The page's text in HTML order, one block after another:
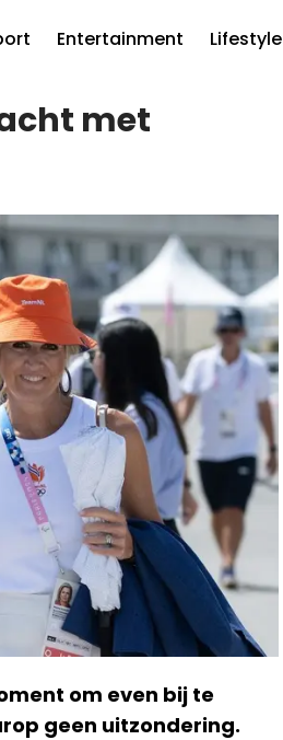
Entertainment Lifestyle
met
om even bij te
geen uitzondering.